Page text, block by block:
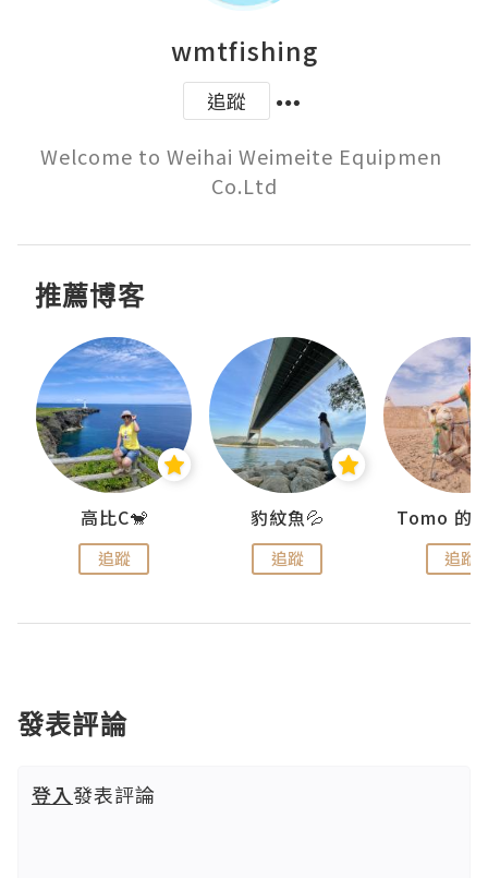
wmtfishing
追蹤
Welcome to Weihai Weimeite Equipmen
Co.Ltd
推薦博客
高比C🐒
追蹤
豹紋魚💦
追蹤 追蹤
發表評論
登入發表評論